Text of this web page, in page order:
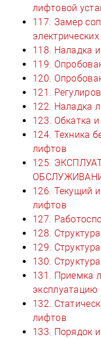
лифтовой
117. Замер
118. Наладка
119.
120.
121.
122. Наладка
123. Обкатка
124. Техника
лифтов
125.
126. Текущий
лифтов
127.
128.
129.
130.
131. Приемка
эксплуатацию
132.
лифтов
133. Порядок